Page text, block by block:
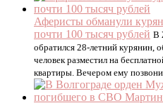
Аферисты обманули
почти 100 тысяч рублей В
обратился 28-летний
человек разместил на
квартиры. Вечером ему